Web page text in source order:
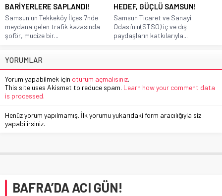
BARİYERLERE SAPLANDI!
Samsun'un Tekkeköy İlçesi7nde
meydana gelen trafik kazasında
şoför, mucize bir...
HEDEF, GÜÇLÜ SAMSUN!
Samsun Ticaret ve Sanayi
Odası’nın(STSO) iç ve dış
paydaşların katkılarıyla...
YORUMLAR
Yorum yapabilmek için oturum açmalısınız.
This site uses Akismet to reduce spam. Learn how your comment data
is processed.
Henüz yorum yapılmamış. İlk yorumu yukarıdaki form aracılığıyla siz
yapabilirsiniz.
BAFRA’DA ACI GÜN!